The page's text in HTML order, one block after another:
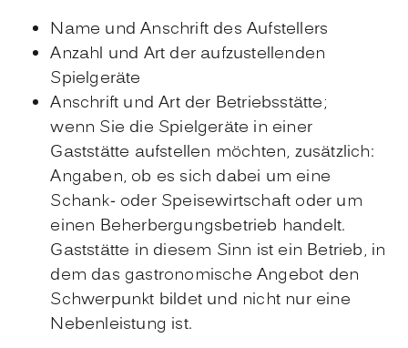
Name und Anschrift des Aufstellers
Anzahl und Art der aufzustellenden
Spielgeräte
Anschrift und Art der Betriebsstätte;
wenn Sie die Spielgeräte in einer
Gaststätte aufstellen möchten, zusätzlich:
Angaben, ob es sich dabei um eine
Schank- oder Speisewirtschaft oder um
einen Beherbergungsbetrieb handelt.
Gaststätte in diesem Sinn ist ein Betrieb, in
dem das gastronomische Angebot den
Schwerpunkt bildet und nicht nur eine
Nebenleistung ist.